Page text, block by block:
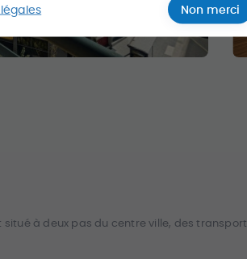
Non merci
à deux pas du centre ville, des